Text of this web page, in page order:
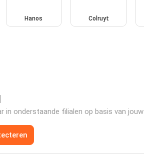
Hanos Colruyt
in onderstaande filialen op basis van